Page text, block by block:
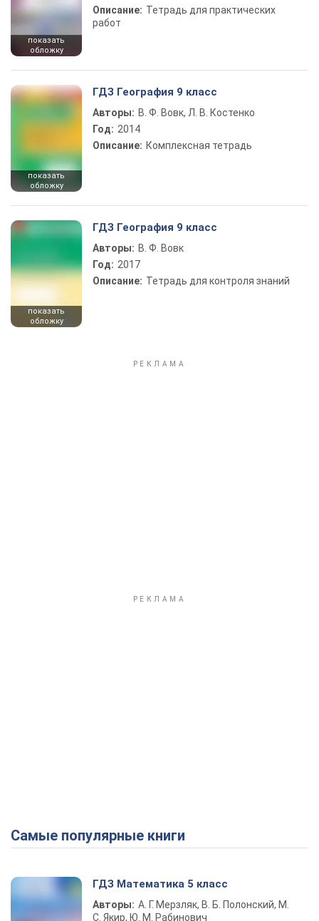
показать
обложку
Описание: Тетрадь для практических
работ
показать
обложку
ГДЗ География 9 класс
Авторы: В. Ф. Вовк, Л. В. Костенко
Год: 2014
Описание: Комплексная тетрадь
показать
обложку
ГДЗ География 9 класс
Авторы: В. Ф. Вовк
Год: 2017
Описание: Тетрадь для контроля знаний
Самые популярные книги
ГДЗ Математика 5 класс
Авторы: А. Г. Мерзляк, В. Б. Полонский, М.
С. Якир, Ю. М. Рабинович